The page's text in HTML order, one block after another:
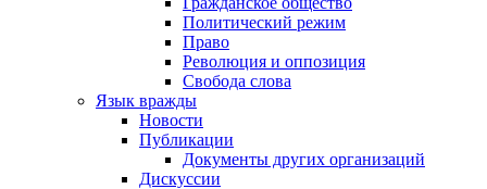
Политический режим
Право
Революция и оппозиция
Свобода слова
Язык вражды
Новости
Публикации
Документы других организаций
Дискуссии